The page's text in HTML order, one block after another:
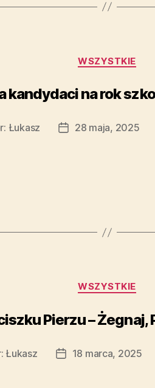
WSZYSTKIE
kandydaci na rok
Łukasz 28 maja, 2025
WSZYSTKIE
Pierzu –
Łukasz 18 marca, 2025